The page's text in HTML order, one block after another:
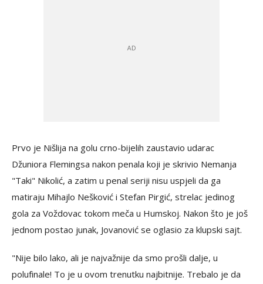
Prvo je Nišlija na golu crno-bijelih zaustavio udarac
Džuniora Flemingsa nakon penala koji je skrivio Nemanja
"Taki" Nikolić, a zatim u penal seriji nisu uspjeli da ga
matiraju Mihajlo Nešković i Stefan Pirgić, strelac jedinog
gola za Voždovac tokom meča u Humskoj. Nakon što je još
jednom postao junak, Jovanović se oglasio za klupski sajt.
"Nije bilo lako, ali je najvažnije da smo prošli dalje, u
polufinale! To je u ovom trenutku najbitnije. Trebalo je da